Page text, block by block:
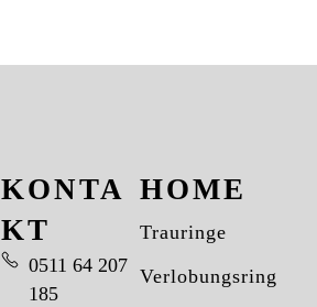
HOME
Trauringe
Verlobungsringe
KONTA
KT
0511 64 207
185